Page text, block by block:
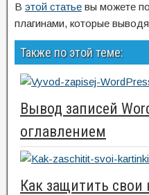
В этой статье вы можете
плагинами, которые
Также по этой теме:
Вывод записей
оглавлением
Как защитить